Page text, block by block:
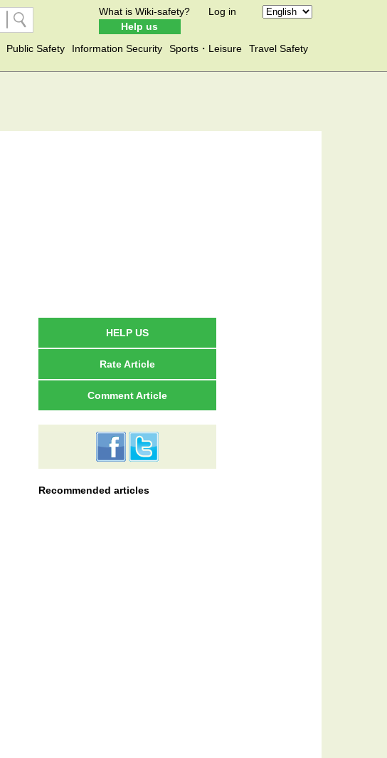
What is Wiki-safety?
Help us
Log in
Public Safety Information Security Sports・Leisure
Travel Safety
HELP US
Rate Article
Comment Article
Recommended articles